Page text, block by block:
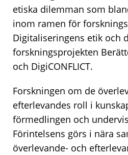
etiska dilemman som
inom ramen för
Digitaliseringens etik och
forskningsprojekten
och DigiCONFLICT.
Forskningen om de
efterlevandes roll i
förmedlingen och
Förintelsens görs i nära
överlevande- och